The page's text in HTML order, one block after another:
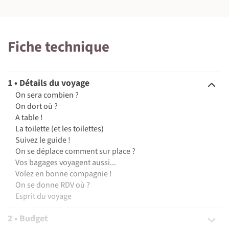
Fiche technique
1 • Détails du voyage
On sera combien ?
On dort où ?
A table !
La toilette (et les toilettes)
Suivez le guide !
On se déplace comment sur place ?
Vos bagages voyagent aussi...
Volez en bonne compagnie !
On se donne RDV où ?
Esprit du voyage
2 • Budget